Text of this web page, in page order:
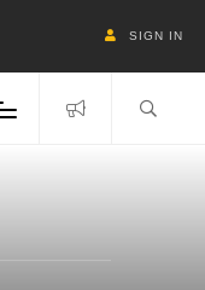
SIGN IN